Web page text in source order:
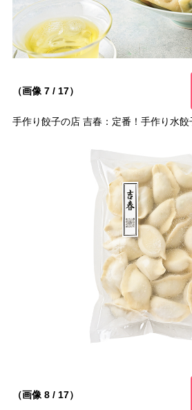
（画像 7 / 17）
手作り餃子の店 吉春：定番！手作り水餃
（画像 8 / 17）